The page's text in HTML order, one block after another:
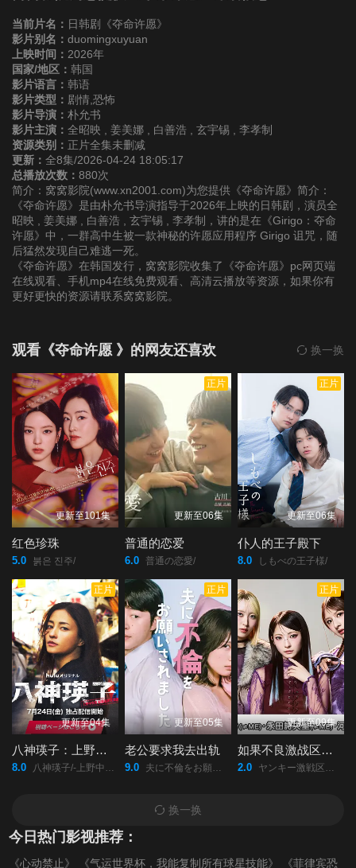
当前片名： 日韩剧《夺命许愿》
影片别名： duomingxuyuan
上映时间： 2026年
国家/地区： 韩国
影片语言： 韩语
影片类型： 剧情,恐怖
影片导演： 朴允书
影片主演： 全昭映 , 姜美娜 , 白善浩 , 玄宇锡 , 李孝制
资源类别： 正片全集未删减
更新： 全8集/2026-04-24 18:05:17
总播放次数： 880次
简介：窝窝影院(www.xn2001.com)为您提供《夺命许愿》简介：
《夺命许愿》是由朴允书导演指导于2026年上映的日韩剧，演员全
昭映 , 姜美娜 , 白善浩 , 玄宇锡 , 李孝制，讲的是在《Girigo：夺命
许愿》中，一群高中生被一款神秘的许愿应用程序 Girigo 诅咒，随
后猛然发现自己难逃一死。
《夺命许愿》在韩国发行，窝窝影院收集了《夺命许愿》pc网页端
在线观看、手机mp4在线免费观看、高清云播放等资源，如果你有
更好更快的资源请联系窝窝影院。
观看《夺命许愿 》的网友还喜欢 换一换
更新至101集
红色珍珠
5.0 붉은 진주/
正片
更新至06集
普通的恋爱
6.0 普通の恋愛/
正片
更新至06集
仆人的王子殿下
8.0 しもべの王子様/
正片
更新至04集
八神瑛子：上野中央署组织犯罪对策课
8.0 八神瑛子/-上野中央署/組織犯罪対策課-/
正片
更新至05集
老公要求我去出轨
9.0 夫に不倫をお願いされました/
正片
更新至09集
如果不良激战区的四天王转生成了偶像团体？
2.0 ヤンキー激戦区の四天王がアイドルグループに転生したら？/
换一换
今日热门影视推荐：
《心动禁止》 《气运世界杯，我能复制所有球星技能》
《菲律宾恐